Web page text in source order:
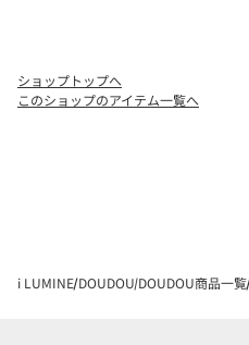
ショップトップへ
このショップのアイテム一覧へ
i LUMINE DOUDOU DOUDOU商品一覧